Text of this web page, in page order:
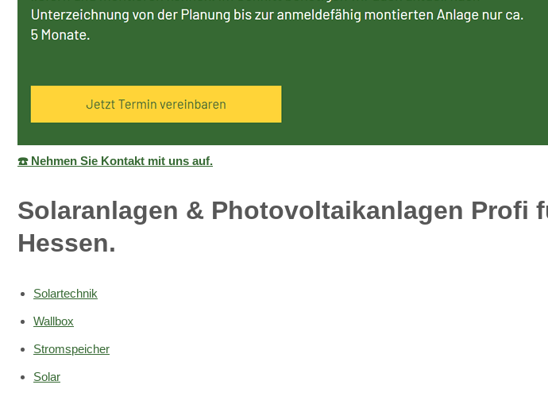
☎️ Nehmen Sie Kontakt mit uns auf.
Solaranlagen & Photovoltaikanlagen Profi
Hessen.
Solartechnik
Wallbox
Stromspeicher
Solar